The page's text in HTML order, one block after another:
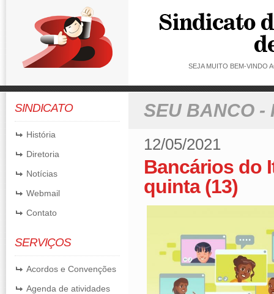
SEJA MUITO BEM-
SINDICATO
História
Diretoria
Notícias
Webmail
Contato
SERVIÇOS
Acordos e Convenções
Agenda de atividades
SEU BANCO -
12/05/2021
Bancários do
quinta (13)